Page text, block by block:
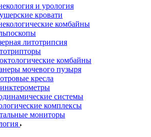
и урология
кровати
комбайны
литотрипсия
комбайны
мочевого пузыря
кресла
системы
комплексы
мониторы